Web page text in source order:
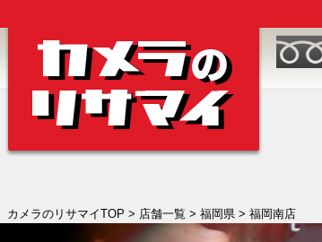
カメラのリサマイTOP > 店舗一覧 > 福岡県> 福岡南店